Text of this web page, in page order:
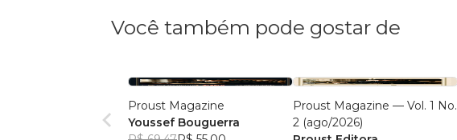
Você também pode gostar de
Proust Magazine
Youssef Bouguerra
Proust Magazine — Vol. 1 No.
2 (ago/2026)